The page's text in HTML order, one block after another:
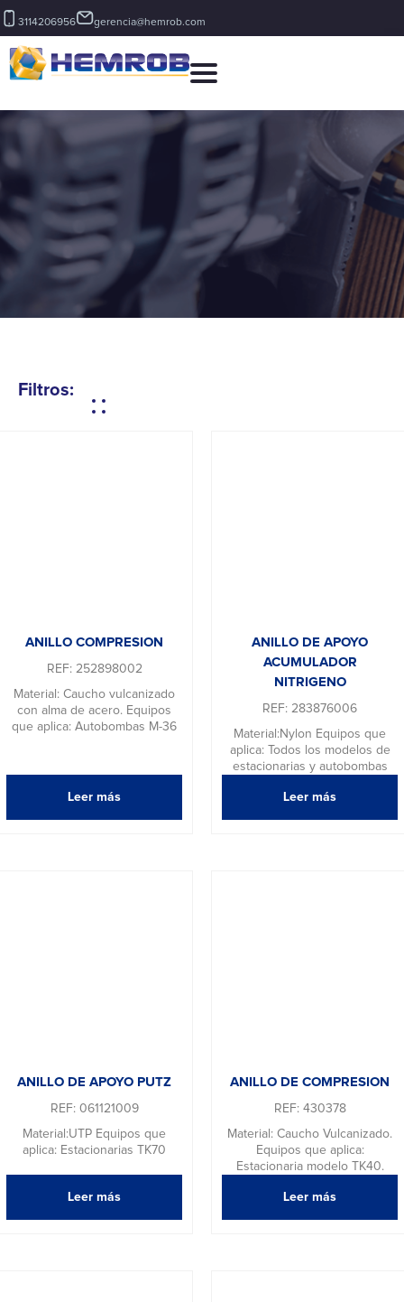
3114206956 gerencia@hemrob.com
Filtros:
ANILLO COMPRESION
REF: 252898002
Material: Caucho vulcanizado
con alma de acero. Equipos
que aplica: Autobombas M-36
Leer más
ANILLO DE APOYO
ACUMULADOR
NITRIGENO
REF: 283876006
Material:Nylon Equipos que
aplica: Todos los modelos de
estacionarias y autobombas
Leer más
ANILLO DE APOYO PUTZ
REF: 061121009
Material:UTP Equipos que
aplica: Estacionarias TK70
Leer más
ANILLO DE COMPRESION
REF: 430378
Material: Caucho Vulcanizado.
Equipos que aplica:
Estacionaria modelo TK40.
Leer más